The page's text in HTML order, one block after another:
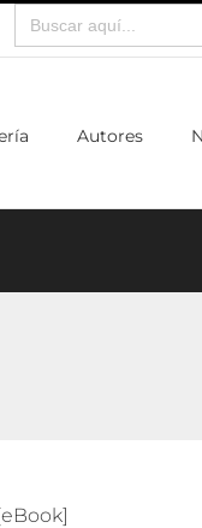
Buscar:
Autores